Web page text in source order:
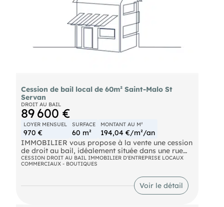
mensuel s'élève à 978 €, non assujetti à la TVA.
Conditions, nous consulter.
Cession de bail local de 60m² Saint-Malo St
Servan
DROIT AU BAIL
89 600 €
LOYER MENSUEL
970 €
SURFACE
60 m²
MONTANT AU M²
194,04 €/m²/an
IMMOBILIER vous propose à la vente une cession
de droit au bail, idéalement située dans une rue
très fréquentée, passante et commerçante du
quartier de Saint-Servan à Saint-Malo, entourée
de nombreux commerces et à proximité
immédiate de la place du marché. Les locaux sont
en très bon état général et offrent un agencement
CESSION DROIT AU BAIL IMMOBILIER D'ENTREPRISE LOCAUX
COMMERCIAUX - BOUTIQUES
Voir le détail